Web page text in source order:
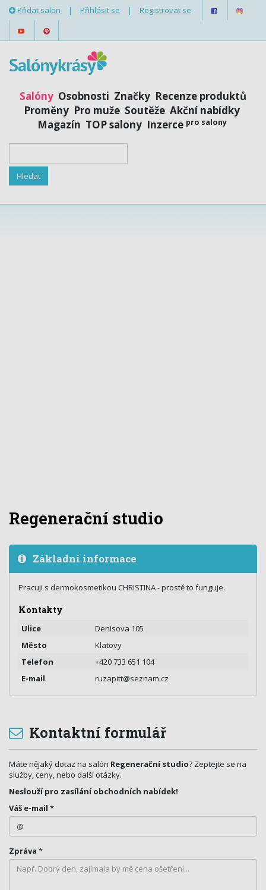
Přidat salon | Přihlásit se | Registrovat se
Salóny Osobnosti Značky Recenze produktů
Proměny Pro muže Soutěže Akční nabídky
Magazín TOP salony Inzerce pro salony
Regenerační studio
Základní informace
Pracuji s dermokosmetikou CHRISTINA - prostě to funguje.
Kontakty
Ulice
Denisova 105
Město
Klatovy
Telefon
+420 733 651 104
E-mail
ruzapitt@seznam.cz
Kontaktní formulář
Máte nějaký dotaz na salón Regenerační studio? Zeptejte se na
služby, ceny, nebo další otázky.
Neslouží pro zasílání obchodních nabídek!
Váš e-mail *
Zpráva *